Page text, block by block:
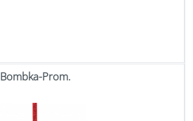
Bombka-Prom.